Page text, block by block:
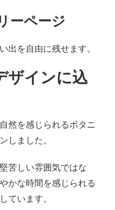
ーページ
出を自由に残せます。
ザインに込
然を感じられるボタニ
しました。
苦しい雰囲気ではな
かな時間を感じられる
ています。